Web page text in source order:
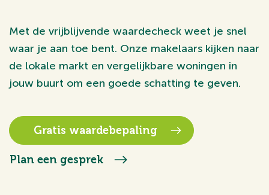
Met de vrijblijvende waardecheck weet je snel
waar je aan toe bent. Onze makelaars kijken naar
de lokale markt en vergelijkbare woningen in
jouw buurt om een goede schatting te geven.
Gratis waardebepaling
Plan een gesprek